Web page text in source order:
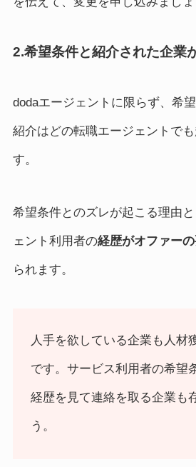
2.希望条件と紹介された企業
dodaエージェントに限らず、希
紹介はどの転職エージェントで
す。
希望条件とのズレが起こる理由
ェント利用者の経歴がオファー
られます。
人手を欲している企業も人材
です。サービス利用者の希望
経歴を見て連絡を取る企業も
う。